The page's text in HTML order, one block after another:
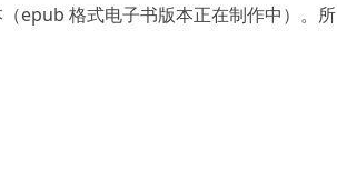
epub 格式电子书版本正在制作中）。所